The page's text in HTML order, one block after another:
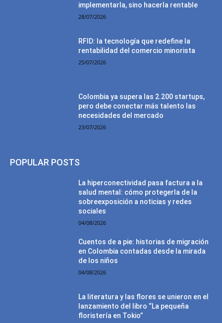
implementarla, sino hacerla rentable
28/07/2026
RFID: la tecnología que redefine la
rentabilidad del comercio minorista
25/07/2026
Colombia ya supera las 2.200 startups,
pero debe conectar más talento las
necesidades del mercado
23/07/2026
POPULAR POSTS
La hiperconectividad pasa factura a la
salud mental: cómo protegerla de la
sobreexposición a noticias y redes
sociales
04/08/2026
Cuentos de a pie: historias de migración
en Colombia contadas desde la mirada
de los niños
04/08/2026
La literatura y las flores se unieron en el
lanzamiento del libro “La pequeña
floristería en Tokio”